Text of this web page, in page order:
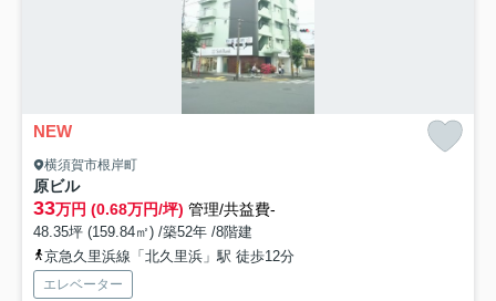
NEW
横須賀市根岸町
原ビル
33万円 (0.68万円/坪) 管理/共益費-
48.35坪 (159.84㎡) /築52年 /8階建
京急久里浜線「北久里浜」駅 徒歩12分
エレベーター